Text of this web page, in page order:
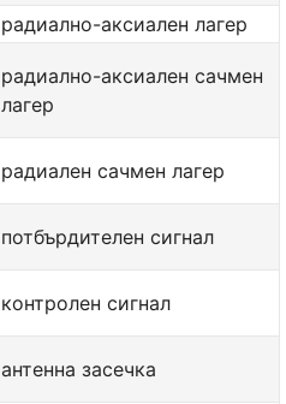
радиално-аксиален лагер
радиално-аксиален сачмен
лагер
радиален сачмен лагер
потбърдителен сигнал
контролен сигнал
антенна засечка